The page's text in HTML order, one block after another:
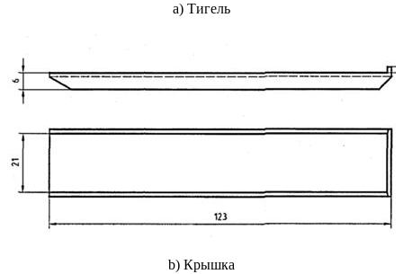
а) Тигель
b) Крышка